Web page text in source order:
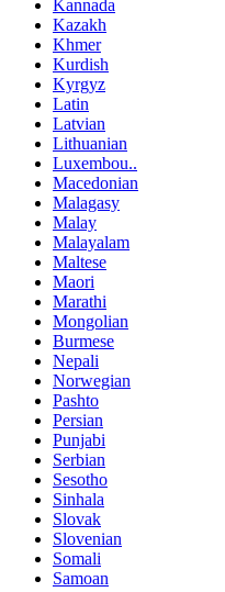
Kannada
Kazakh
Khmer
Kurdish
Kyrgyz
Latin
Latvian
Lithuanian
Luxembou..
Macedonian
Malagasy
Malay
Malayalam
Maltese
Maori
Marathi
Mongolian
Burmese
Nepali
Norwegian
Pashto
Persian
Punjabi
Serbian
Sesotho
Sinhala
Slovak
Slovenian
Somali
Samoan